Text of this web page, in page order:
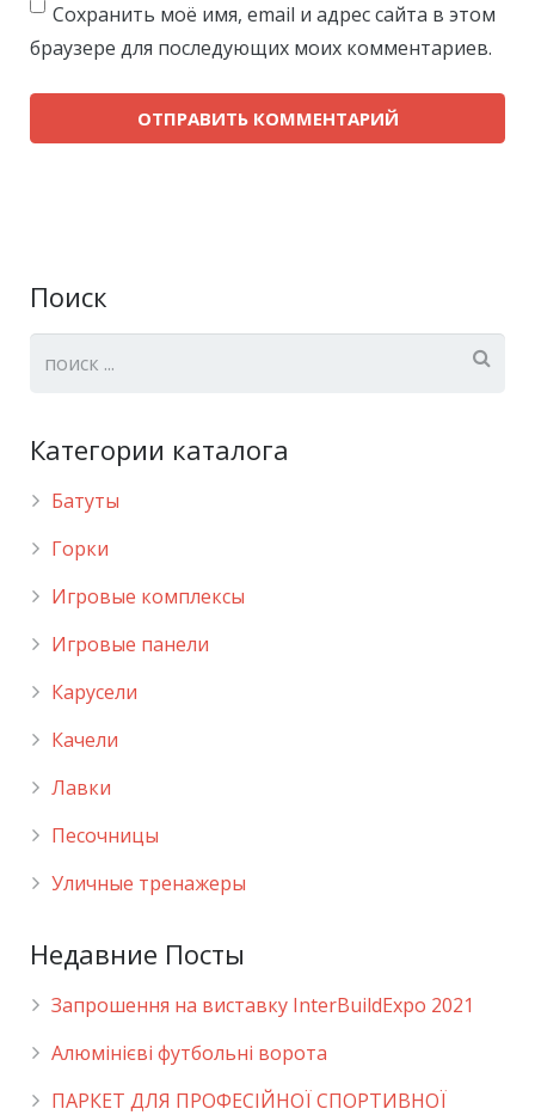
Сохранить моё имя, email и адрес сайта в этом
браузере для последующих моих комментариев.
Поиск
Категории каталога
Батуты
Горки
Игровые комплексы
Игровые панели
Карусели
Качели
Лавки
Песочницы
Уличные тренажеры
Недавние Посты
Запрошення на виставку InterBuildExpo 2021
Алюмінієві футбольні ворота
ПАРКЕТ ДЛЯ ПРОФЕСІЙНОЇ СПОРТИВНОЇ